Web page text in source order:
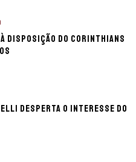
disposição do Corinthians
desperta o interesse do